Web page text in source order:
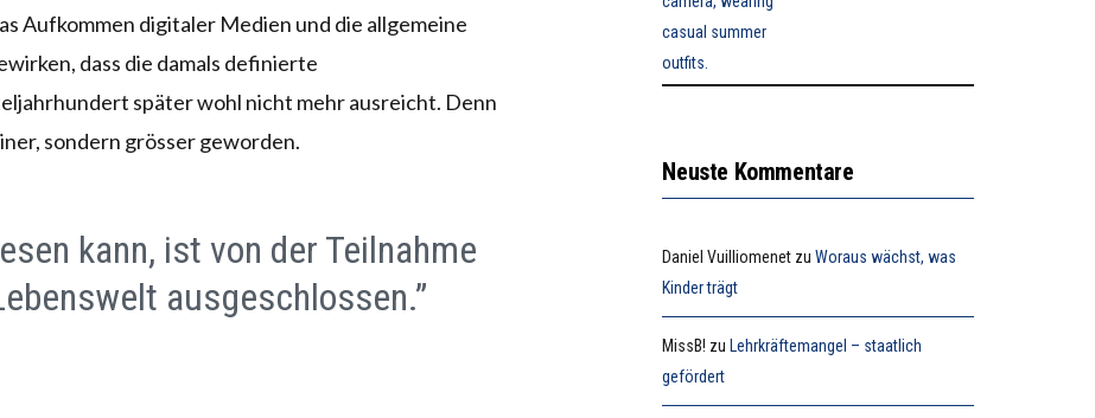
Aufkommen digitaler Medien und die allgemeine
dass die damals definierte
später wohl nicht mehr ausreicht. Denn
sondern grösser geworden.
kann, ist von der Teilnahme
ausgeschlossen.”
Neuste Kommentare
Daniel Vuilliomenet zuWoraus wächst, was
Kinder trägt
MissB! zu Lehrkräftemangel – staatlich
gefördert